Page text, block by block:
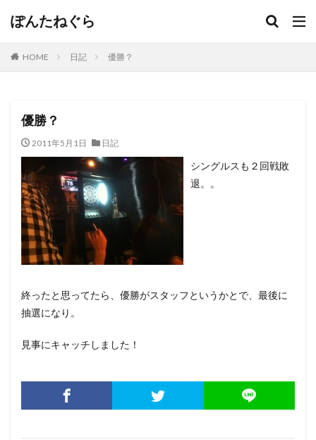
ぽんたねぐら
HOME 日記 優勝？
優勝？
2011年5月1日 日記
シングルスも２回戦敗
退。。
終ったと思ってたら、優勝がスタッフというかとで、最後に
抽選になり。
見事にキャッチしました！